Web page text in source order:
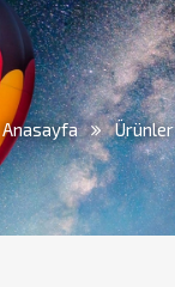
Anasayfa Ürünler